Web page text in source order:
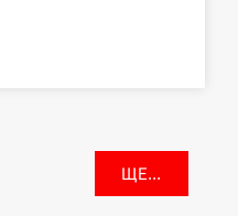
ЩЕ...